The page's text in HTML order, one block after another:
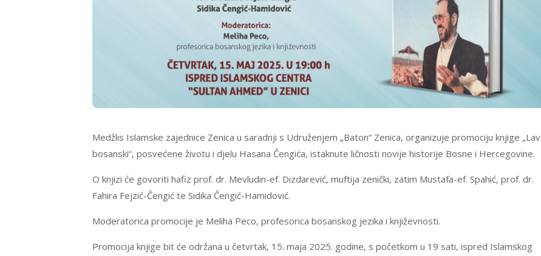
Medžlis Islamske zajednice Zenica u saradnji s Udruženjem „Baton“ Zenica, organizuje promociju knjige „Lav
bosanski“, posvećene životu i djelu Hasana Čengića, istaknute ličnosti novije historije Bosne i Hercegovine.
O knjizi će govoriti hafiz prof. dr. Mevludin-ef. Dizdarević, muftija zenički, zatim Mustafa-ef. Spahić, prof. dr.
Fahira Fejzić-Čengić te Sidika Čengić-Hamidović.
Moderatorica promocije je Meliha Peco, profesorica bosanskog jezika i književnosti.
Promocija knjige bit će održana u četvrtak, 15. maja 2025. godine, s početkom u 19 sati, ispred Islamskog